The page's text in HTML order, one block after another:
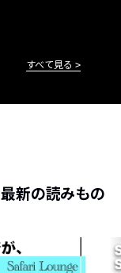
すべて見る
最新の読みもの